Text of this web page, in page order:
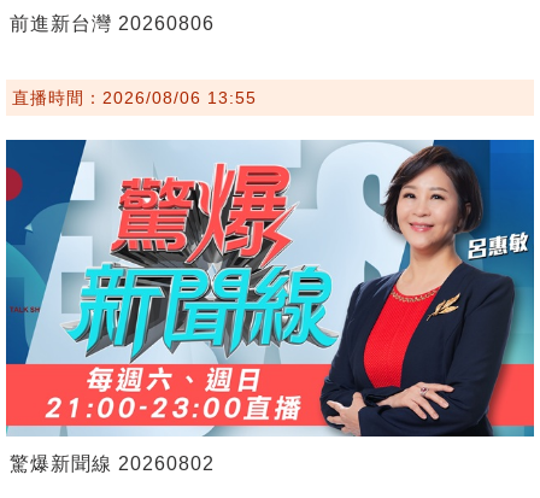
前進新台灣 20260806
直播時間：2026/08/06 13:55
驚爆新聞線 20260802